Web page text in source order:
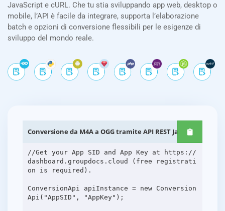
JavaScript e cURL. Che tu stia sviluppando app web, desktop o
mobile, l’API è facile da integrare, supporta l’elaborazione
batch e opzioni di conversione flessibili per le esigenze di
sviluppo del mondo reale.
Conversione da M4A a OGG tramite API REST Java
//Get your App SID and App Key at https://
dashboard.groupdocs.cloud (free registrati
on is required).
ConversionApi apiInstance = new Conversion
Api("AppSID", "AppKey");